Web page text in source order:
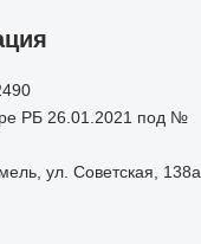
РБ 26.01.2021 под №
ул. Советская, 138а